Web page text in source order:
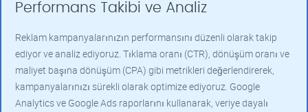
Performans Takibi ve Analiz
Reklam kampanyalarınızın performansını düzenli olarak takip
ediyor ve analiz ediyoruz. Tıklama oranı (CTR), dönüşüm oranı ve
maliyet başına dönüşüm (CPA) gibi metrikleri değerlendirerek,
kampanyalarınızı sürekli olarak optimize ediyoruz. Google
Analytics ve Google Ads raporlarını kullanarak, veriye dayalı